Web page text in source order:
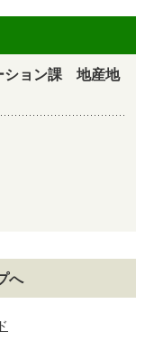
ション課 地産地
へ